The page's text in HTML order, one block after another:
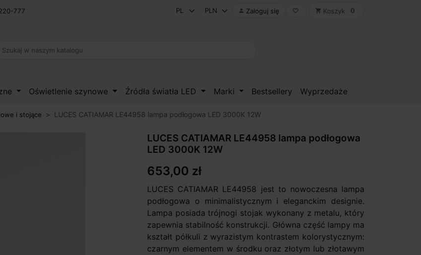
777  Zaloguj się favorite_border shopping_cart Koszyk 0
Oświetlenie szynowe Źródła światła LED Marki Bestsellery Wyprzedaże
i stojące LUCES CATIAMAR LE44958 lampa podłogowa LED 3000K 12W
LUCES CATIAMAR LE44958 lampa podłogowa
LED 3000K 12W
653,00 zł
LUCES CATIAMAR LE44958 jest to nowoczesna lampa
podłogowa o minimalistycznym i eleganckim designie.
Lampa posiada trójnogi stojak wykonany z metalu, który
zapewnia stabilność konstrukcji. Główna część lampy ma
kształt półkuli z wyrazistym kontrastem kolorystycznym:
czarnym elementem w środku oraz złotym lub złotawym